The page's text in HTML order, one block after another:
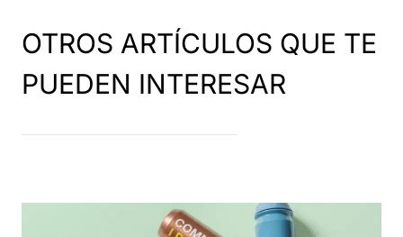
OTROS ARTÍCULOS QUE TE
PUEDEN INTERESAR